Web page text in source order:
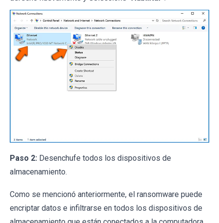
Paso 2: Desenchufe todos los dispositivos de
almacenamiento.
Como se mencionó anteriormente, el ransomware puede
encriptar datos e infiltrarse en todos los dispositivos de